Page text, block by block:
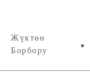
Жүктөө
Борбору